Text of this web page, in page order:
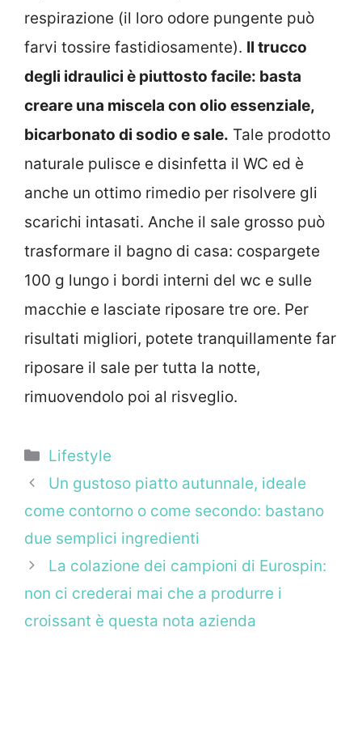
respirazione (il loro odore pungente può
farvi tossire fastidiosamente). Il trucco
degli idraulici è piuttosto facile: basta
creare una miscela con olio essenziale,
bicarbonato di sodio e sale. Tale prodotto
naturale pulisce e disinfetta il WC ed è
anche un ottimo rimedio per risolvere gli
scarichi intasati. Anche il sale grosso può
trasformare il bagno di casa: cospargete
100 g lungo i bordi interni del wc e sulle
macchie e lasciate riposare tre ore. Per
risultati migliori, potete tranquillamente far
riposare il sale per tutta la notte,
rimuovendolo poi al risveglio.
Categorie
Lifestyle
Un gustoso piatto autunnale, ideale
come contorno o come secondo: bastano
due semplici ingredienti
La colazione dei campioni di Eurospin:
non ci crederai mai che a produrre i
croissant è questa nota azienda